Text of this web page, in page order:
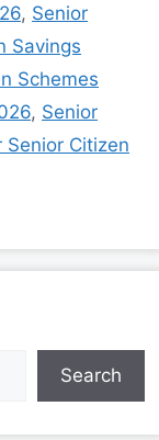
, Senior
Savings
Schemes
, Senior
Senior Citizen
Search